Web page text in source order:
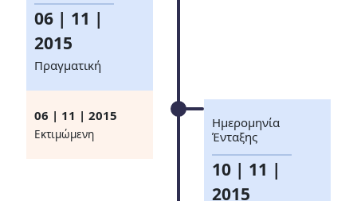
06 | 11 |
2015
Πραγματική
06 | 11 | 2015
Eκτιμώμενη
Ημερομηνία
Ένταξης
10 | 11 |
2015